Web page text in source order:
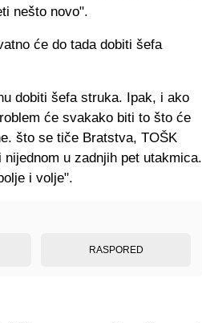
nešto novo".
će do tada dobiti šefa
dobiti šefa struka. Ipak, i ako
će svakako biti to što će
što se tiče Bratstva, TOŠK
u zadnjih pet utakmica.
i volje".
RASPORED